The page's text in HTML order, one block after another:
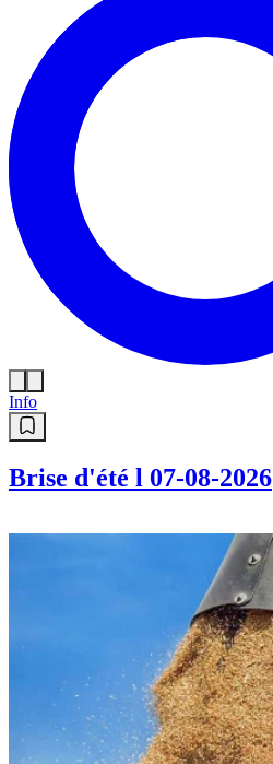
Info
Brise d'été l 07-08-2026